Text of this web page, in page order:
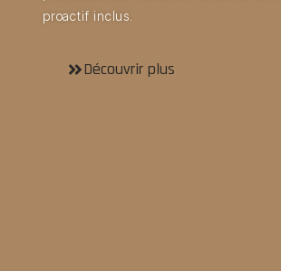
proactif inclus.
Découvrir plus